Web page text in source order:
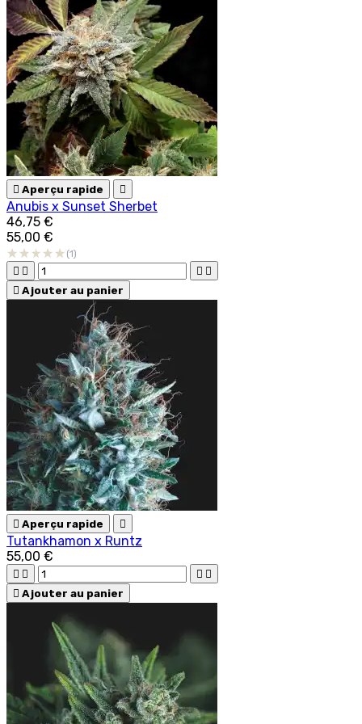
 Aperçu rapide 
Anubis x Sunset Sherbet
46,75 €
55,00 €
(1)
   
 Ajouter au panier
 Aperçu rapide 
Tutankhamon x Runtz
55,00 €
   
 Ajouter au panier